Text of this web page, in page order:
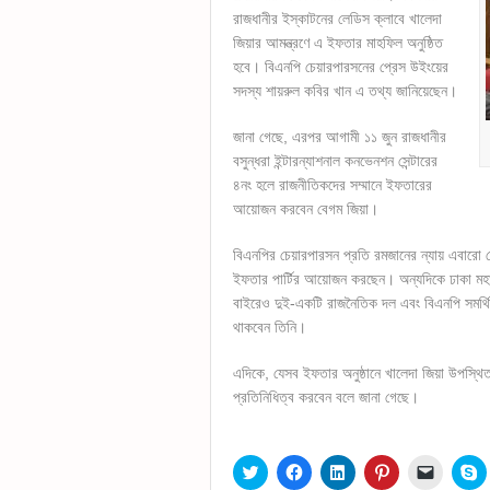
রাজধানীর ইস্কাটনের লেডিস ক্লাবে খালেদা
জিয়ার আমন্ত্রণে এ ইফতার মাহফিল অনুষ্ঠিত
হবে। বিএনপি চেয়ারপারসনের প্রেস উইংয়ের
সদস্য শায়রুল কবির খান এ তথ্য জানিয়েছেন।
জানা গেছে, এরপর আগামী ১১ জুন রাজধানীর
বসুন্ধরা ইন্টারন্যাশনাল কনভেনশন সেন্টারের
৪নং হলে রাজনীতিকদের সম্মানে ইফতারের
আয়োজন করবেন বেগম জিয়া।
বিএনপির চেয়ারপারসন প্রতি রমজানের ন্যায় এবারো
ইফতার পার্টির আয়োজন করছেন। অন্যদিকে ঢাকা
বাইরেও দুই-একটি রাজনৈতিক দল এবং বিএনপি
থাকবেন তিনি।
এদিকে, যেসব ইফতার অনুষ্ঠানে খালেদা জিয়া
প্রতিনিধিত্ব করবেন বলে জানা গেছে।
Click
to
Click
to
Click
to
Click
to
Click
to